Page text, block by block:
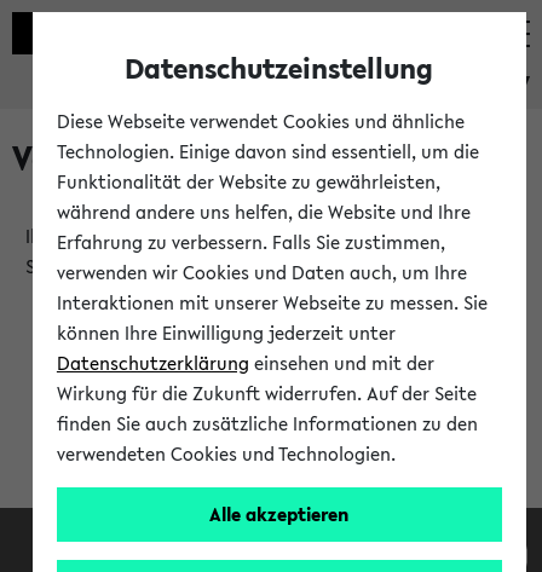
eKVV
Verlauf
Ihr Verlauf ist leer. Er wird sich im Verlauf Ihrer eKVV
Sitzung füllen.
Datenschutzeinstellung
Diese Webseite verwendet Cookies und ähnliche
Technologien. Einige davon sind essentiell, um die
Funktionalität der Website zu gewährleisten,
während andere uns helfen, die Website und Ihre
Erfahrung zu verbessern. Falls Sie zustimmen,
verwenden wir Cookies und Daten auch, um Ihre
Interaktionen mit unserer Webseite zu messen. Sie
können Ihre Einwilligung jederzeit unter
Datenschutzerklärung einsehen und mit der
Wirkung für die Zukunft widerrufen. Auf der Seite
finden Sie auch zusätzliche Informationen zu den
verwendeten Cookies und Technologien.
Alle akzeptieren